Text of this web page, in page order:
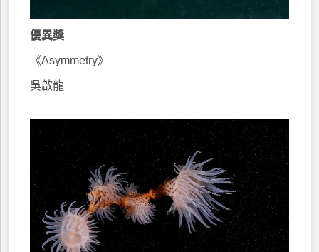
優異獎
《Asymmetry》
吳啟龍